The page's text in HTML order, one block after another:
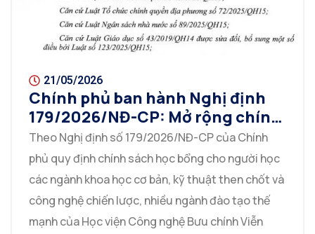
21/05/2026
Chính phủ ban hành Nghị định
179/2026/NĐ-CP: Mở rộng chính
sách học bổng cho nhiều ngành
học tại PTIT
Theo Nghị định số 179/2026/NĐ-CP của Chính
phủ quy định chính sách học bổng cho người học
các ngành khoa học cơ bản, kỹ thuật then chốt và
công nghệ chiến lược, nhiều ngành đào tạo thế
mạnh của Học viện Công nghệ Bưu chính Viễn